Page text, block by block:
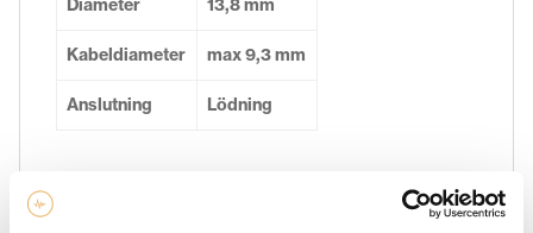
Diameter 13,8 mm
Kabeldiameter max 9,3 mm
Anslutning Lödning